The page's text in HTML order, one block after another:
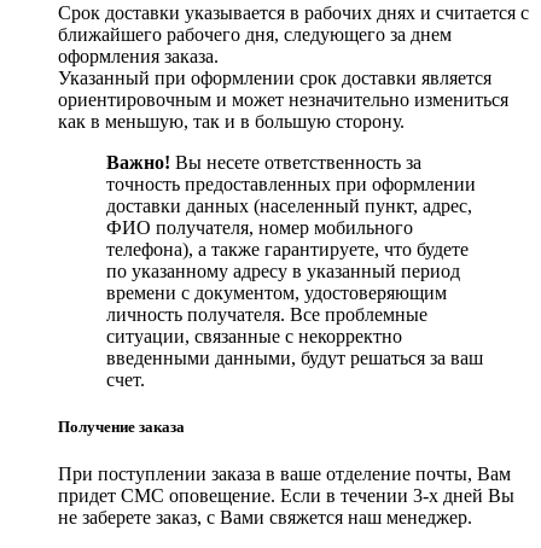
Срок доставки указывается в рабочих днях и считается с
ближайшего рабочего дня, следующего за днем
оформления заказа.
Указанный при оформлении срок доставки является
ориентировочным и может незначительно измениться
как в меньшую, так и в большую сторону.
Важно! Вы несете ответственность за
точность предоставленных при оформлении
доставки данных (населенный пункт, адрес,
ФИО получателя, номер мобильного
телефона), а также гарантируете, что будете
по указанному адресу в указанный период
времени с документом, удостоверяющим
личность получателя. Все проблемные
ситуации, связанные с некорректно
введенными данными, будут решаться за ваш
счет.
Получение заказа
При поступлении заказа в ваше отделение почты, Вам
придет СМС оповещение. Если в течении 3-х дней Вы
не заберете заказ, с Вами свяжется наш менеджер.